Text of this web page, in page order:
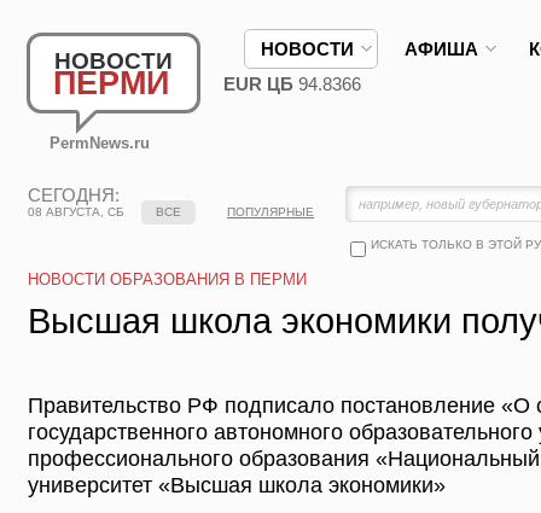
НОВОСТИ
ПЕРМИ
PermNews.ru
НОВОСТИ АФИША
EUR ЦБ 94.8366
СЕГОДНЯ:
08 АВГУСТА, СБ
ИСКАТЬ ТОЛЬКО В ЭТОЙ
ВСЕ ПОПУЛЯРНЫЕ
НОВОСТИ ОБРАЗОВАНИЯ В ПЕРМИ
Высшая школа экономики
Правительство РФ подписало постановление «О
государственного автономного
профессионального образования
университет «Высшая школа экономики»